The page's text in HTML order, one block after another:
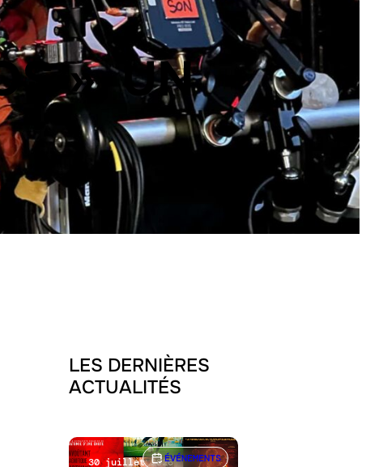
», UN
LES DERNIÈRES
ACTUALITÉS
ÉVÉNEMENTS
30 juillet 2026